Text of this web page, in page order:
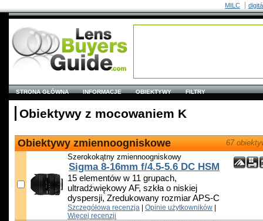
MILC
STRONA GŁÓWNA INFORMACJE OBIEKTYWY FILTRY
Obiektywy z mocowaniem K
67
Obiektywy zmiennoogniskowe
Szerokokątny zmiennoogniskowy
Sigma 8-16mm f/4.5-5.6 DC HSM
15 elementów w 11 grupach,
ultradźwiękowy AF, szkła o niskiej
dyspersji, Zredukowany rozmiar APS-C
Szczegółowa recenzja Opinie użytkowników
Więcej recenzji